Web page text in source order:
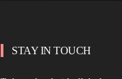
STAY IN TOUCH